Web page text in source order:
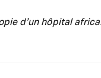
d’un hôpital